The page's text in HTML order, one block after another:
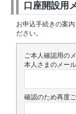
口座開設用
お申込手続きの案
ださい。
ご本人確認用の
本人さまのメー
確認のため再度